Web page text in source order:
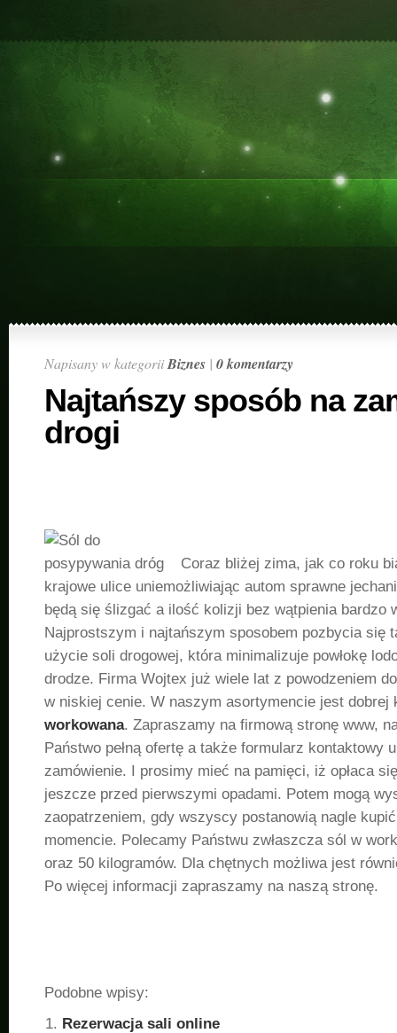
Napisany w kategoriiBiznes | 0 komentarzy
Najtańszy sposób na
drogi
Coraz bliżej zima, jak co roku
krajowe ulice uniemożliwiając autom sprawne
będą się ślizgać a ilość kolizji bez wątpienia bardzo
Najprostszym i najtańszym sposobem pozbycia się
użycie soli drogowej, która minimalizuje powłokę
drodze. Firma Wojtex już wiele lat z powodzeniem
w niskiej cenie. W naszym asortymencie jest
workowana. Zapraszamy na firmową stronę www,
Państwo pełną ofertę a także formularz kontaktowy
zamówienie. I prosimy mieć na pamięci, iż opłaca
jeszcze przed pierwszymi opadami. Potem mogą
zaopatrzeniem, gdy wszyscy postanowią nagle
momencie. Polecamy Państwu zwłaszcza sól w
oraz 50 kilogramów. Dla chętnych możliwa jest
Po więcej informacji zapraszamy na naszą stronę.
Podobne wpisy:
Rezerwacja sali online